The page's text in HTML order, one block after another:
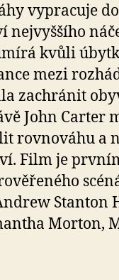
vypracuje
nejvyššího
kvůli
mezi
zachránit
John Carter
rovnováhu a
Film je
Stanton
Morton,